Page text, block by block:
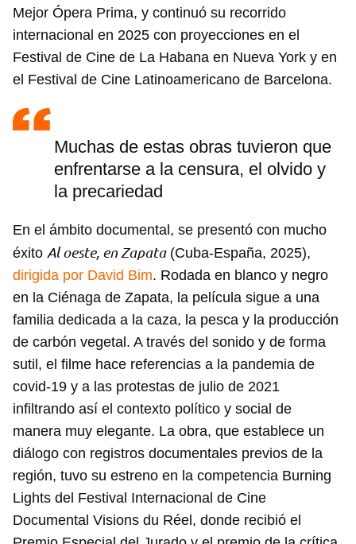
Mejor Ópera Prima, y continuó su recorrido
internacional en 2025 con proyecciones en el
Festival de Cine de La Habana en Nueva York y en
el Festival de Cine Latinoamericano de Barcelona.
Muchas de estas obras tuvieron que
enfrentarse a la censura, el olvido y
la precariedad
En el ámbito documental, se presentó con mucho
éxito Al oeste, en Zapata(Cuba-España, 2025),
dirigida por David Bim. Rodada en blanco y negro
en la Ciénaga de Zapata, la película sigue a una
familia dedicada a la caza, la pesca y la producción
de carbón vegetal. A través del sonido y de forma
sutil, el filme hace referencias a la pandemia de
covid-19 y a las protestas de julio de 2021
infiltrando así el contexto político y social de
manera muy elegante. La obra, que establece un
diálogo con registros documentales previos de la
región, tuvo su estreno en la competencia Burning
Lights del Festival Internacional de Cine
Documental Visions du Réel, donde recibió el